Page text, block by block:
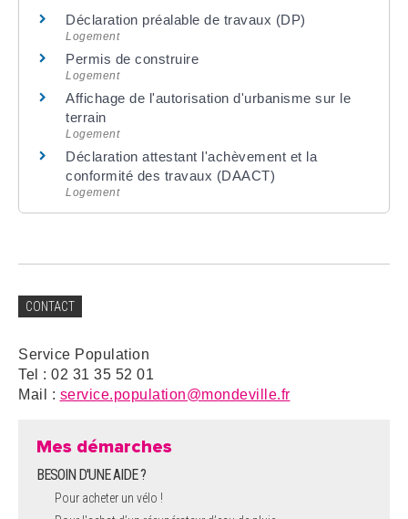
Déclaration préalable de travaux (DP)
Logement
Permis de construire
Logement
Affichage de l'autorisation d'urbanisme sur le
terrain
Logement
Déclaration attestant l'achèvement et la
conformité des travaux (DAACT)
Logement
CONTACT
Service Population
Tel : 02 31 35 52 01
Mail : service.population@mondeville.fr
Mes démarches
BESOIN D'UNE AIDE ?
Pour acheter un vélo !